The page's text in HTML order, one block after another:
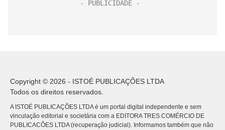
Copyright © 2026 - ISTOÉ PUBLICAÇÕES LTDA
Todos os direitos reservados.
A ISTOÉ PUBLICAÇÕES LTDA é um portal digital independente e sem
vinculação editorial e societária com a EDITORA TRES COMÉRCIO DE
PUBLICACÕES LTDA (recuperação judicial). Informamos também que não